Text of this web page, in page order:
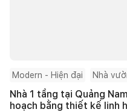
Modern - Hiện đại Nhà
Nhà 1 tầng tại Quảng
hoạch bằng thiết kế linh